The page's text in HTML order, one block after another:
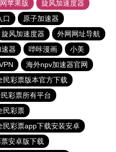
苹果版
旋风加速度器
口
原子加速器
旋风加速度器
外网网址导航
器 哔咔漫画
小美
海外npv加速器官网
民彩票版本官方下载
彩票所有平台
民彩票
民彩票app下载安装安卓
安卓版下载